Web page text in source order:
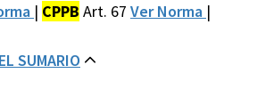
| CPPB Art. 67 Ver Norma |
SUMARIO